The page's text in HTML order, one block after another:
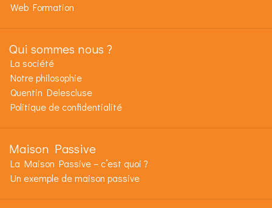
Web Formation
Qui sommes nous ?
La société
Notre philosophie
Quentin Delescluse
Politique de confidentialité
Maison Passive
La Maison Passive – c’est quoi ?
Un exemple de maison passive